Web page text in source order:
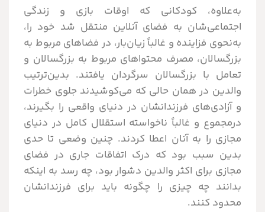
به‌علاوه، کودکانی که اوقات بازی و زندگی
اجتماعی‌شان به فضای آنلاین منتقل شد خود را،
به‌نحوی فزاینده و غالباً زیان‌بار، در فضاهای مربوط به
بزرگسالان، مصرف محتواهای مربوط به بزرگسالان و
تعامل با بزرگسالان سرگردان یافتند. بدین‌ترتیب
والدین در همان حالی که می‌کوشیدند جلوی خطرات
و آزادی‌های فرزندانشان در دنیای واقعی را بگیرند،
درمجموع و غالباً ناخواسته استقلال کامل در دنیای
مجازی را به آنان اعطا کردند. چنین وضعی تا حدی
بدین سبب بود که درک اتفاقات جاری در فضای
مجازی برای اکثر والدین دشوار بود، چه رسد به اینکه
بدانند چه چیزی را چگونه باید برای فرزندانشان
محدود کنند.